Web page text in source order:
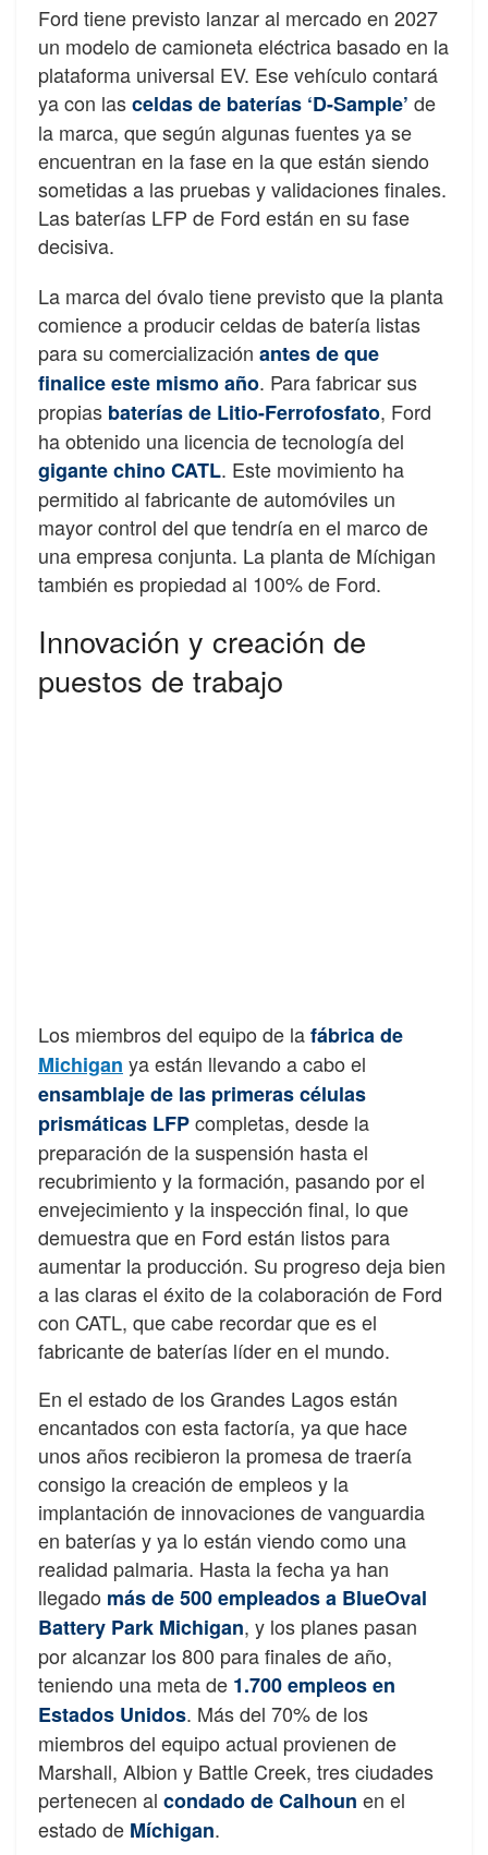
Ford tiene previsto lanzar al mercado en 2027
un modelo de camioneta eléctrica basado en la
plataforma universal EV. Ese vehículo contará
ya con lasceldas de baterías ‘D-Sample’ de
la marca, que según algunas fuentes ya se
encuentran en la fase en la que están siendo
sometidas a las pruebas y validaciones finales.
Las baterías LFP de Ford están en su fase
decisiva.
La marca del óvalo tiene previsto que la planta
comience a producir celdas de batería listas
para su comercialización antes de que
finalice este mismo año. Para fabricar sus
propias baterías de Litio-Ferrofosfato, Ford
ha obtenido una licencia de tecnología del
gigante chino CATL. Este movimiento ha
permitido al fabricante de automóviles un
mayor control del que tendría en el marco de
una empresa conjunta. La planta de Míchigan
también es propiedad al 100% de Ford.
Innovación y creación de
puestos de trabajo
Los miembros del equipo de lafábrica de
Michigan ya están llevando a cabo el
ensamblaje de las primeras células
prismáticas LFPcompletas, desde la
preparación de la suspensión hasta el
recubrimiento y la formación, pasando por el
envejecimiento y la inspección final, lo que
demuestra que en Ford están listos para
aumentar la producción. Su progreso deja bien
a las claras el éxito de la colaboración de Ford
con CATL, que cabe recordar que es el
fabricante de baterías líder en el mundo.
En el estado de los Grandes Lagos están
encantados con esta factoría, ya que hace
unos años recibieron la promesa de traería
consigo la creación de empleos y la
implantación de innovaciones de vanguardia
en baterías y ya lo están viendo como una
realidad palmaria. Hasta la fecha ya han
llegado más de 500 empleados a BlueOval
Battery Park Michigan, y los planes pasan
por alcanzar los 800 para finales de año,
teniendo una meta de 1.700 empleos en
Estados Unidos. Más del 70% de los
miembros del equipo actual provienen de
Marshall, Albion y Battle Creek, tres ciudades
pertenecen al condado de Calhoun en el
estado de Míchigan.